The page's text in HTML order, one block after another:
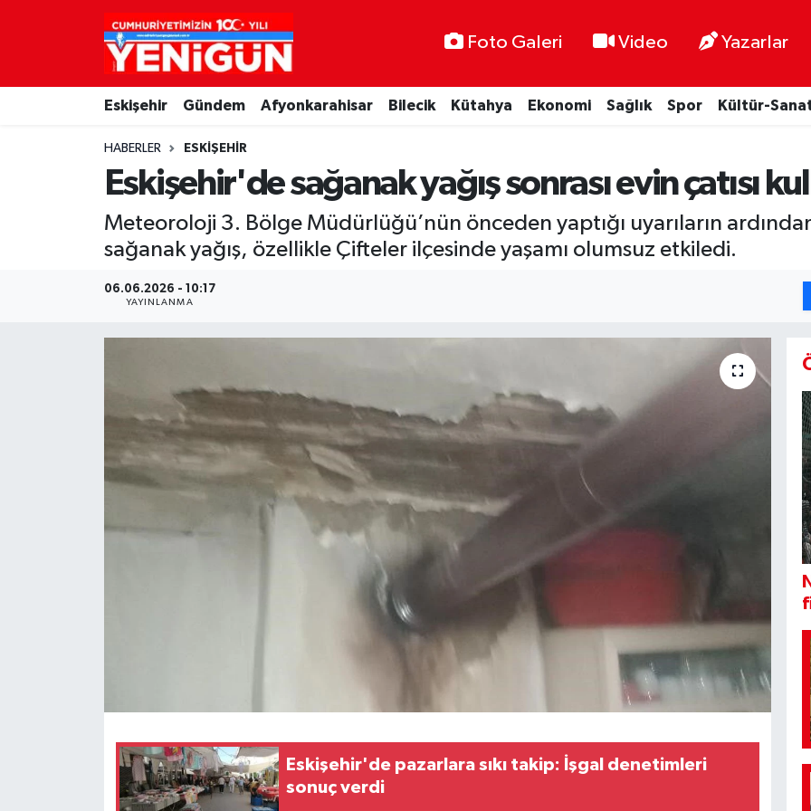
Foto Galeri Video Yazarlar
Eskişehir Gündem Afyonkarahisar Bilecik Kütahya Ekonomi Sağlık Spor Kültür-
HABERLER ESKIŞEHIR
Eskişehir'de sağanak yağış sonrası evin çatısı
Meteoroloji 3. Bölge Müdürlüğü’nün önceden yaptığı uyarıların
sağanak yağış, özellikle Çifteler ilçesinde yaşamı olumsuz etkiledi.
06.06.2026 - 10:17
YAYINLANMA
Eskişehir'de pazarlara sıkı takip: İşgal denetimleri
sonuç verdi
Nöbetçi Eczaneler
Hava Durumu
Tüm Manşetler
Son Dakika Haberleri